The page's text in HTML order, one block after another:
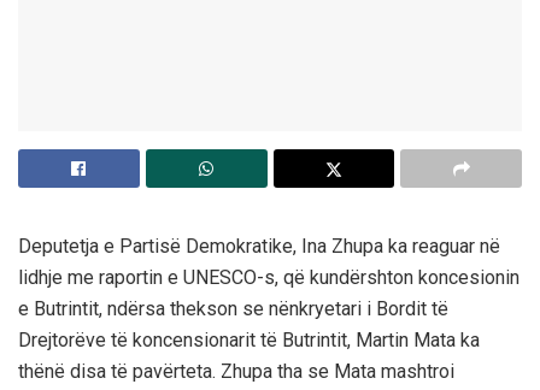
Deputetja e Partisë Demokratike, Ina Zhupa ka reaguar në
lidhje me raportin e UNESCO-s, që kundërshton koncesionin
e Butrintit, ndërsa thekson se nënkryetari i Bordit të
Drejtorëve të koncensionarit të Butrintit, Martin Mata ka
thënë disa të pavërteta. Zhupa tha se Mata mashtroi